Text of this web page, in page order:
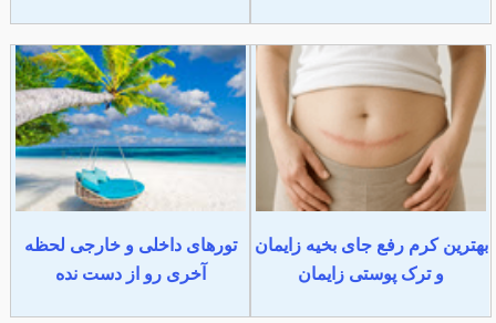
بهترین کرم رفع جای بخیه زایمان
و ترک پوستی زایمان
تورهای داخلی و خارجی لحظه
آخری رو از دست نده